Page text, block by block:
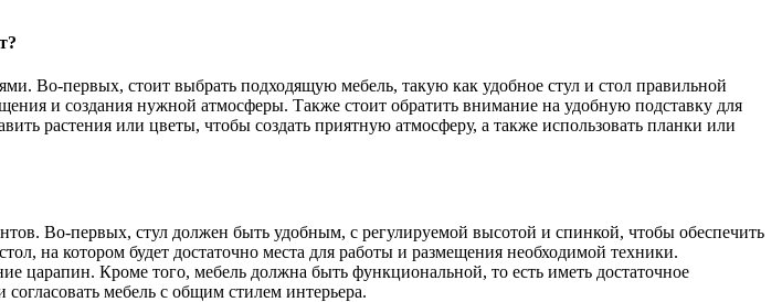
Во-первых, стоит выбрать подходящую мебель, такую как удобное стул и стол правильной
и создания нужной атмосферы. Также стоит обратить внимание на удобную подставку для
растения или цветы, чтобы создать приятную атмосферу, а также использовать планки или
Во-первых, стул должен быть удобным, с регулируемой высотой и спинкой, чтобы обеспечить
на котором будет достаточно места для работы и размещения необходимой техники.
царапин. Кроме того, мебель должна быть функциональной, то есть иметь достаточное
мебель с общим стилем интерьера.